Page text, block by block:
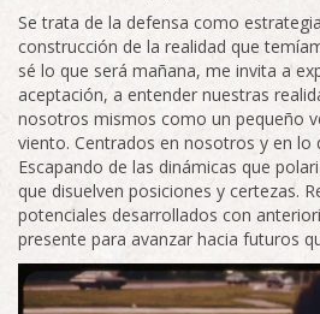
Se trata de la defensa como
construcción de la realidad que
sé lo que será mañana, me invita a
aceptación, a entender nuestras
nosotros mismos como un pequeño
viento. Centrados en nosotros y en lo
Escapando de las dinámicas que
que disuelven posiciones y certezas.
potenciales desarrollados con
presente para avanzar hacia futuros